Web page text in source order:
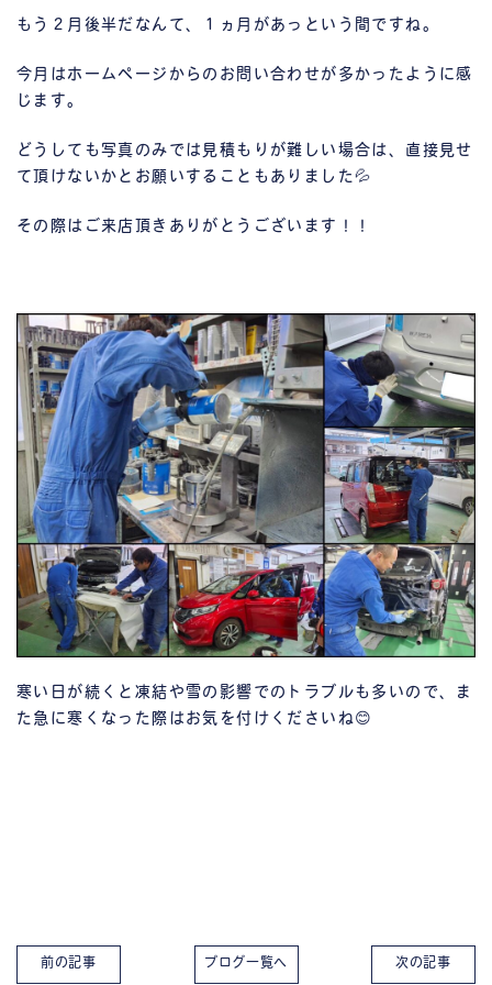
もう２月後半だなんて、１ヵ月があっという間ですね。
今月はホームページからのお問い合わせが多かったように感
じます。
どうしても写真のみでは見積もりが難しい場合は、直接見せ
て頂けないかとお願いすることもありました💦
その際はご来店頂きありがとうございます！！
寒い日が続くと凍結や雪の影響でのトラブルも多いので、ま
た急に寒くなった際はお気を付けくださいね😊
前の記事 ブログ一覧へ 次の記事